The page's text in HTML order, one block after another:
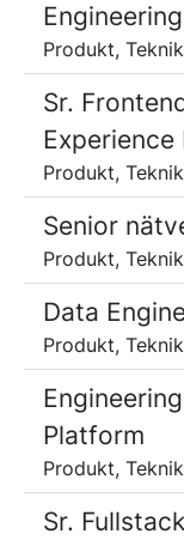
Produkt,
Sr.
Experience
Produkt,
Senior
Produkt,
Data
Produkt,
Platform
Produkt,
Sr.